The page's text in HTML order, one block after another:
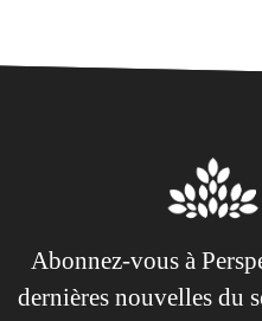
Abonnez-vous à
dernières nouvelles du